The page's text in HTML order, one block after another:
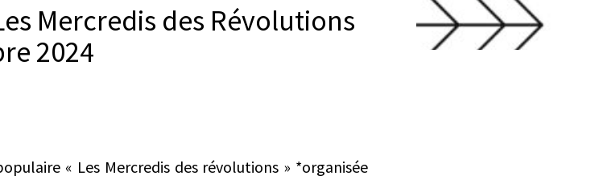
Mercredis des Révolutions
2024
« Les Mercredis des révolutions » *organisée